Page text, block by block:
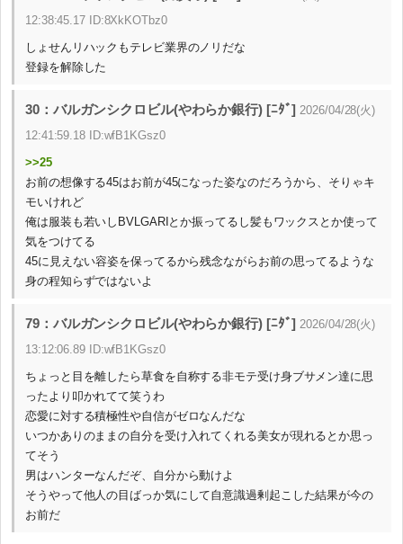
12:38:45.17 ID:8XkKOTbz0
しょせんリハックもテレビ業界のノリだな
登録を解除した
30：バルガンシクロビル(やわらか銀行) [ﾆﾀﾞ] 2026/04/28(火)
12:41:59.18 ID:wfB1KGsz0
>>25
お前の想像する45はお前が45になった姿なのだろうから、そりゃキ
モいけれど
俺は服装も若いしBVLGARIとか振ってるし髪もワックスとか使って
気をつけてる
45に見えない容姿を保ってるから残念ながらお前の思ってるような
身の程知らずではないよ
79：バルガンシクロビル(やわらか銀行) [ﾆﾀﾞ] 2026/04/28(火)
13:12:06.89 ID:wfB1KGsz0
ちょっと目を離したら草食を自称する非モテ受け身ブサメン達に思
ったより叩かれてて笑うわ
恋愛に対する積極性や自信がゼロなんだな
いつかありのままの自分を受け入れてくれる美女が現れるとか思っ
てそう
男はハンターなんだぞ、自分から動けよ
そうやって他人の目ばっか気にして自意識過剰起こした結果が今の
お前だ